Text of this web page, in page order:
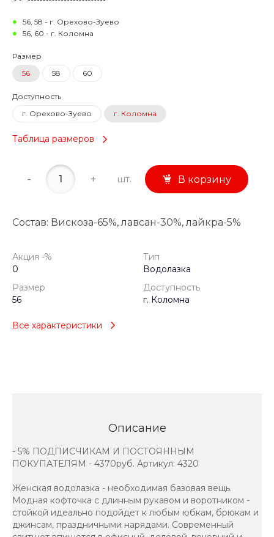
56, 58 - г. Орехово-Зуево
56, 60 - г. Коломна
Размер
56
58 60
Доступность
г. Орехово-Зуево
г. Коломна
Таблица размеров
- + шт. В корзину
Состав: Вискоза-65%, лавсан-30%, лайкра-5%
Акция -%
0
Тип
Водолазка
Размер
56
Доступность
г. Коломна
Все характеристики
Описание
- 5% ПОДПИСЧИКАМ И ПОСТОЯННЫМ
ПОКУПАТЕЛЯМ - 4370руб. Артикул: 4320
Женская водолазка - необходимая базовая вещь.
Модная кофточка с длинным рукавом и воротником -
стойкой идеально подойдет к любым юбкам, брюкам и
джинсам, праздничными нарядами. Современный